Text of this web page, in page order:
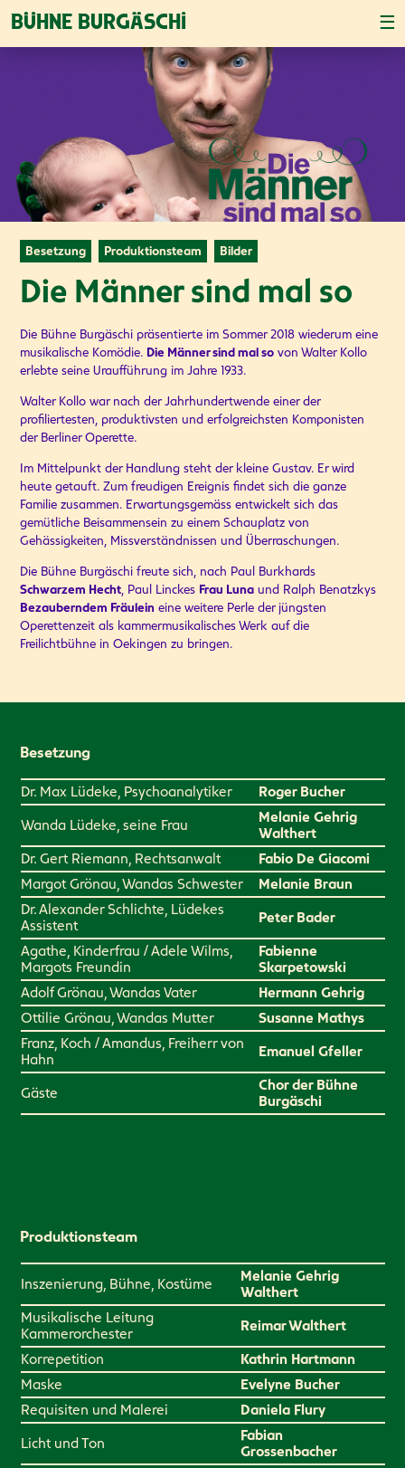
BÜHNE BURGÄSCHI ☰
Besetzung Produktionsteam Bilder
Die Männer sind mal so
Die Bühne Burgäschi präsentierte im Sommer 2018 wiederum eine
musikalische Komödie. Die Männer sind mal so von Walter Kollo
erlebte seine Uraufführung im Jahre 1933.
Walter Kollo war nach der Jahrhundertwende einer der
profiliertesten, produktivsten und erfolgreichsten Komponisten
der Berliner Operette.
Im Mittelpunkt der Handlung steht der kleine Gustav. Er wird
heute getauft. Zum freudigen Ereignis findet sich die ganze
Familie zusammen. Erwartungsgemäss entwickelt sich das
gemütliche Beisammensein zu einem Schauplatz von
Gehässigkeiten, Missverständnissen und Überraschungen.
Die Bühne Burgäschi freute sich, nach Paul Burkhards
Schwarzem Hecht, Paul Linckes Frau Luna und Ralph Benatzkys
Bezauberndem Fräulein eine weitere Perle der jüngsten
Operettenzeit als kammermusikalisches Werk auf die
Freilichtbühne in Oekingen zu bringen.
Besetzung
Dr. Max Lüdeke, Psychoanalytiker Roger Bucher
Wanda Lüdeke, seine Frau
Melanie Gehrig
Walthert
Dr. Gert Riemann, Rechtsanwalt
Fabio De Giacomi
Margot Grönau, Wandas Schwester
Melanie Braun
Dr. Alexander Schlichte, Lüdekes
Assistent
Peter Bader
Agathe, Kinderfrau / Adele Wilms,
Margots Freundin
Fabienne
Skarpetowski
Adolf Grönau, Wandas Vater
Hermann Gehrig
Ottilie Grönau, Wandas Mutter
Susanne Mathys
Franz, Koch / Amandus, Freiherr von
Hahn
Emanuel Gfeller
Gäste
Chor der Bühne
Burgäschi
Produktionsteam
Inszenierung, Bühne, Kostüme
Melanie Gehrig
Walthert
Musikalische Leitung
Kammerorchester
Reimar Walthert
Korrepetition
Kathrin Hartmann
Maske
Evelyne Bucher
Requisiten und Malerei
Daniela Flury
Licht und Ton
Fabian
Grossenbacher